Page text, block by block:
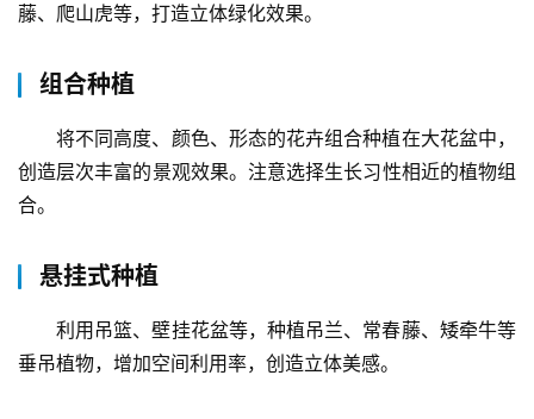
藤、爬山虎等，打造立体绿化效果。
组合种植
将不同高度、颜色、形态的花卉组合种植在大花盆中，
创造层次丰富的景观效果。注意选择生长习性相近的植物组
合。
悬挂式种植
利用吊篮、壁挂花盆等，种植吊兰、常春藤、矮牵牛等
垂吊植物，增加空间利用率，创造立体美感。